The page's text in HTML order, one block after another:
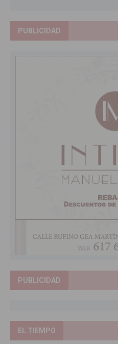
PUBLICIDAD
PUBLICIDAD
EL TIEMPO